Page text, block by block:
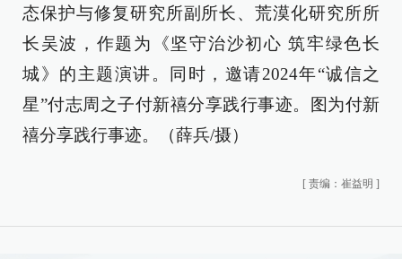
态保护与修复研究所副所长、荒漠化研究所所
长吴波，作题为《坚守治沙初心 筑牢绿色长
城》的主题演讲。同时，邀请2024年“诚信之
星”付志周之子付新禧分享践行事迹。图为付新
禧分享践行事迹。（薛兵/摄）
[ 责编：崔益明 ]